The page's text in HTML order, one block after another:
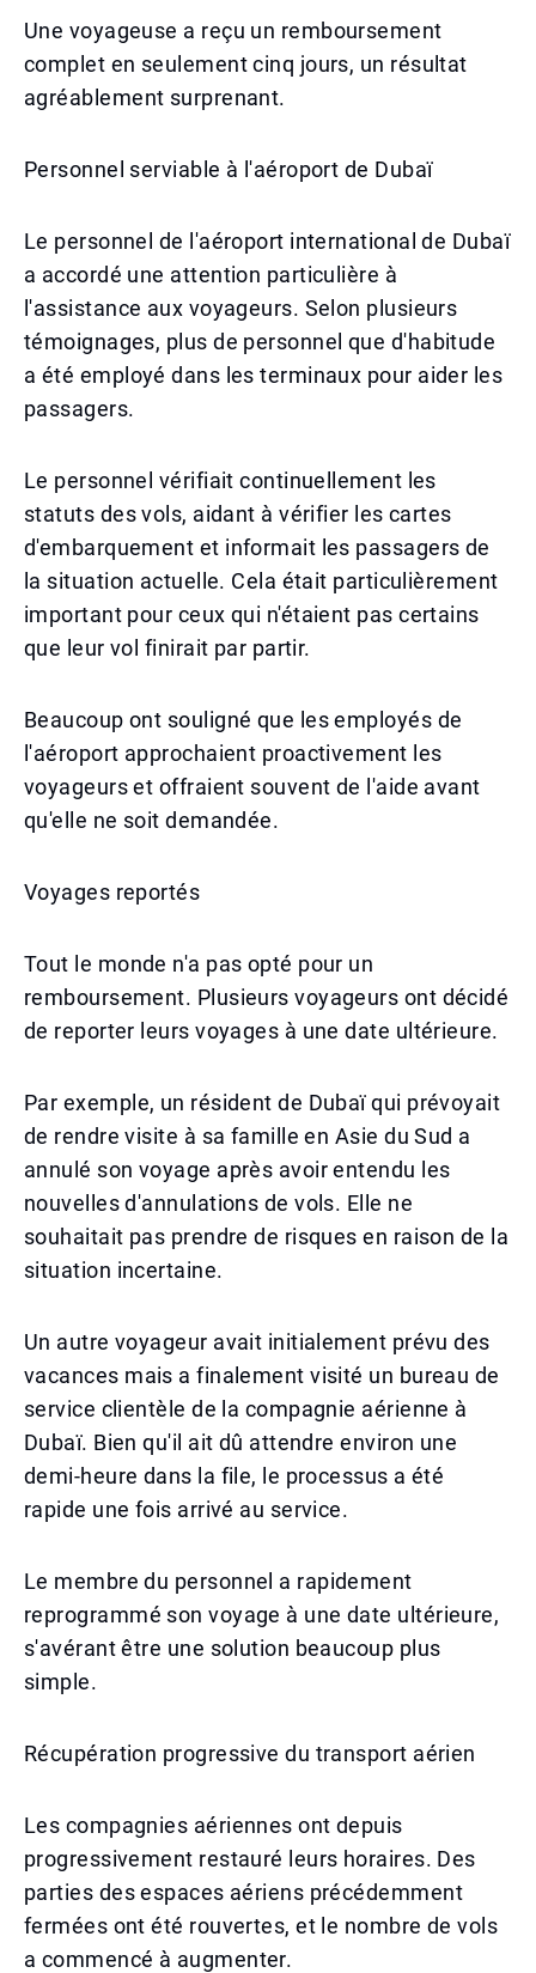
Une voyageuse a reçu un remboursement
complet en seulement cinq jours, un résultat
agréablement surprenant.
Personnel serviable à l'aéroport de Dubaï
Le personnel de l'aéroport international de Dubaï
a accordé une attention particulière à
l'assistance aux voyageurs. Selon plusieurs
témoignages, plus de personnel que d'habitude
a été employé dans les terminaux pour aider les
passagers.
Le personnel vérifiait continuellement les
statuts des vols, aidant à vérifier les cartes
d'embarquement et informait les passagers de
la situation actuelle. Cela était particulièrement
important pour ceux qui n'étaient pas certains
que leur vol finirait par partir.
Beaucoup ont souligné que les employés de
l'aéroport approchaient proactivement les
voyageurs et offraient souvent de l'aide avant
qu'elle ne soit demandée.
Voyages reportés
Tout le monde n'a pas opté pour un
remboursement. Plusieurs voyageurs ont décidé
de reporter leurs voyages à une date ultérieure.
Par exemple, un résident de Dubaï qui prévoyait
de rendre visite à sa famille en Asie du Sud a
annulé son voyage après avoir entendu les
nouvelles d'annulations de vols. Elle ne
souhaitait pas prendre de risques en raison de la
situation incertaine.
Un autre voyageur avait initialement prévu des
vacances mais a finalement visité un bureau de
service clientèle de la compagnie aérienne à
Dubaï. Bien qu'il ait dû attendre environ une
demi-heure dans la file, le processus a été
rapide une fois arrivé au service.
Le membre du personnel a rapidement
reprogrammé son voyage à une date ultérieure,
s'avérant être une solution beaucoup plus
simple.
Récupération progressive du transport aérien
Les compagnies aériennes ont depuis
progressivement restauré leurs horaires. Des
parties des espaces aériens précédemment
fermées ont été rouvertes, et le nombre de vols
a commencé à augmenter.